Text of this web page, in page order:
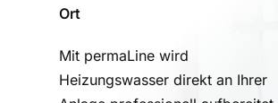
Ort
Mit permaLine wird
Heizungswasser direkt an Ihrer